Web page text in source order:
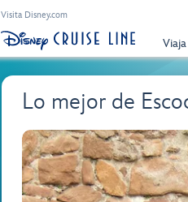
Visita Disney.com
Lo mejor de